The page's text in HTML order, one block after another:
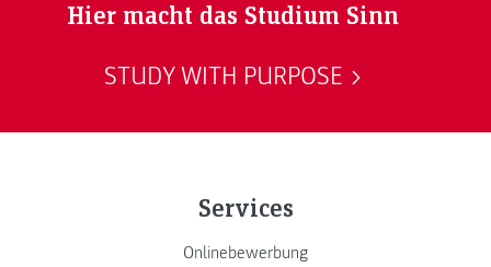
Hier macht das Studium Sinn
STUDY WITH PURPOSE
Services
Onlinebewerbung